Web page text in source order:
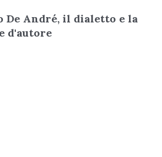
De André, il dialetto e la
d'autore